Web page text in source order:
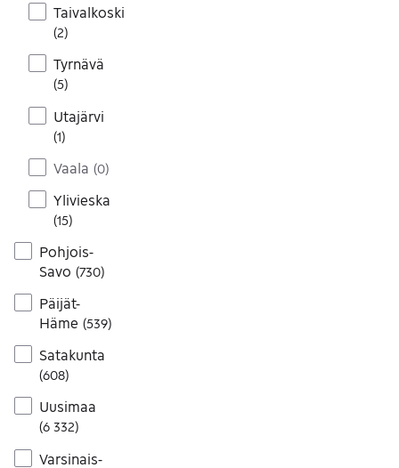
Taivalkoski
(2)
Tyrnävä
(5)
Utajärvi
(1)
Vaala (0)
Ylivieska
(15)
Pohjois-
Savo (730)
Päijät-
Häme (539)
Satakunta
(608)
Uusimaa
(6 332)
Varsinais-